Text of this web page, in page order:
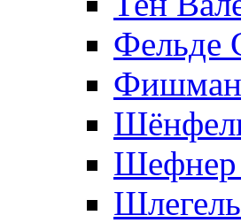
Фельде
Фишман